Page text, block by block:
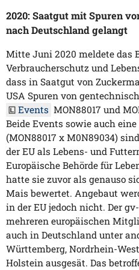
2020: Saatgut mit Spuren
nach Deutschland gelangt
Mitte Juni 2020 meldete das
Verbraucherschutz und
dass in Saatgut von
USA Spuren von
Events MON88017 und
Beide Events sowie auch
(MON88017 x M0N89034)
der EU als Lebens- und
Europäische Behörde für
hatte sie zuvor als genauso
Mais bewertet. Angebaut
in der EU jedoch nicht. Der
mehreren europäischen
auch in Deutschland unter
Württemberg, Nordrhein-
Holstein ausgesät. Das